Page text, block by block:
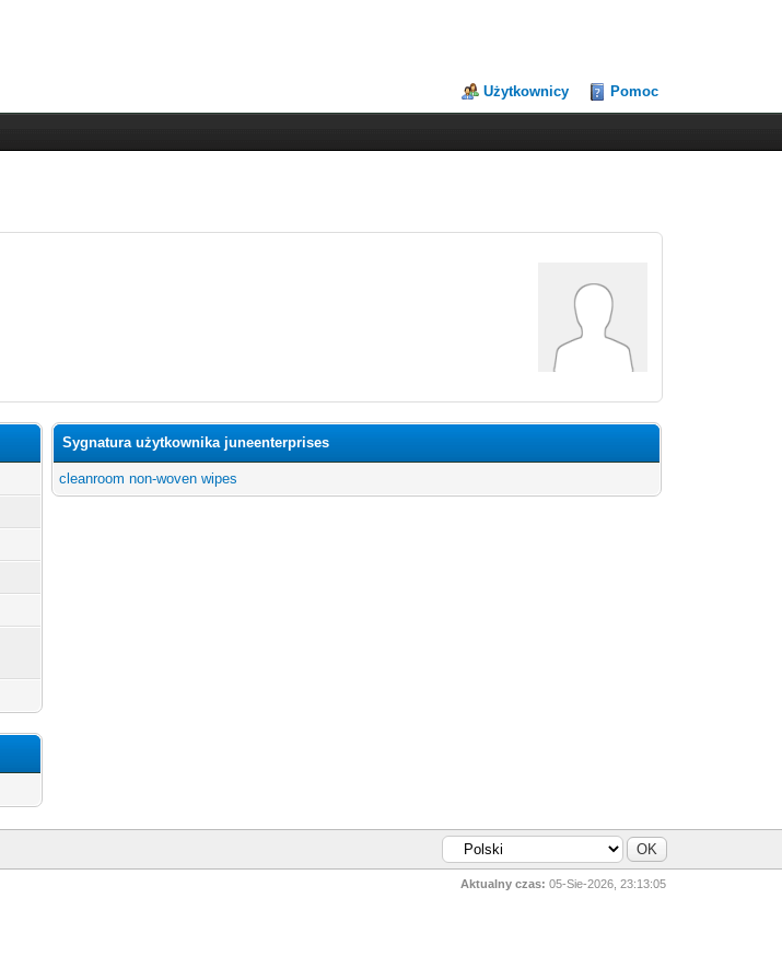
Użytkownicy Pomoc
Sygnatura użytkownika juneenterprises
cleanroom non-woven wipes
Aktualny czas: 05-Sie-2026, 23:13:05